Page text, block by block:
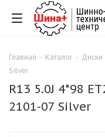
Главная - Каталог - Диски
Silver
R13 5.0J 4*98
2101-07 Silver